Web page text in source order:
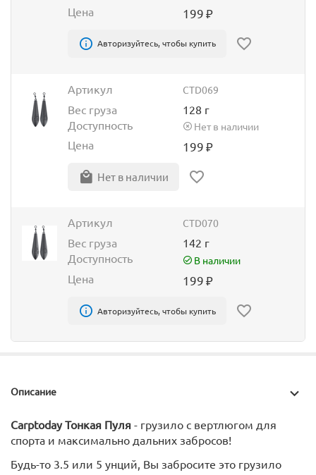
Цена 199₽
Авторизуйтесь, чтобы купить
Артикул CTD069
Вес груза
128 г
Доступность
Нет в наличии
Цена 199₽
Нет в наличии
Артикул CTD070
Вес груза
142 г
Доступность
В наличии
Цена 199₽
Авторизуйтесь, чтобы купить
Описание
Carptoday Тонкая Пуля - грузило с вертлюгом для
спорта и максимально дальних забросов!
Будь-то 3.5 или 5 унций, Вы забросите это грузило